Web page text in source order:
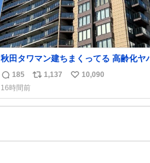
秋田タワマン建ちまくってる 高齢化ヤ
て駅前にコンパクトシティつくって高齢
住ませる考えらしい 病院も全部駅前に
返
信
数
185
リ
ス
1,137
い
ね
10,090
16時間前